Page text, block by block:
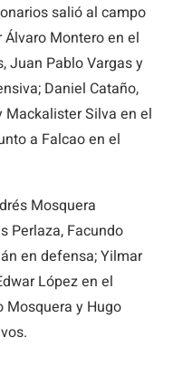
salió al campo
Montero en el
Juan Pablo Vargas y
Daniel Cataño,
Mackalister Silva en el
a Falcao en el
Mosquera
Perlaza, Facundo
en defensa; Yilmar
López en el
Mosquera y Hugo